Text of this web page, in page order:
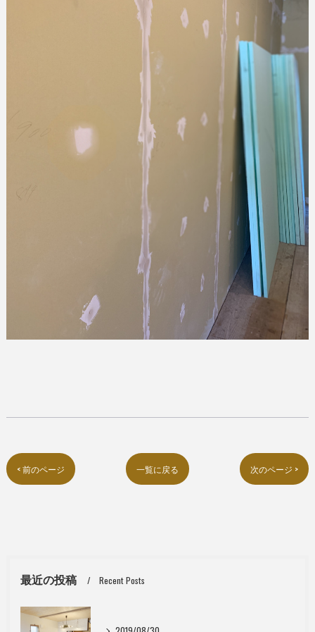
< 前のページ 一覧に戻る 次のページ >
最近の投稿 Recent Posts